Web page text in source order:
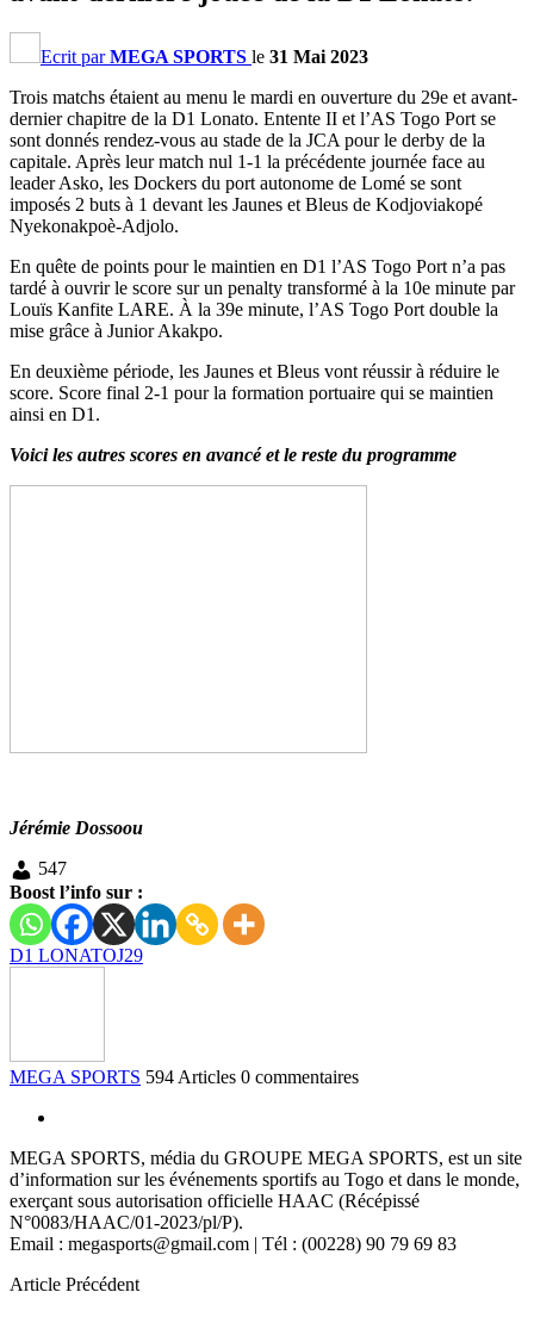
Ecrit parMEGA SPORTS le 31 Mai 2023
Trois matchs étaient au menu le mardi en ouverture du 29e et avant-
dernier chapitre de la D1 Lonato. Entente II et l’AS Togo Port se
sont donnés rendez-vous au stade de la JCA pour le derby de la
capitale. Après leur match nul 1-1 la précédente journée face au
leader Asko, les Dockers du port autonome de Lomé se sont
imposés 2 buts à 1 devant les Jaunes et Bleus de Kodjoviakopé
Nyekonakpoè-Adjolo.
En quête de points pour le maintien en D1 l’AS Togo Port n’a pas
tardé à ouvrir le score sur un penalty transformé à la 10e minute par
Louïs Kanfite LARE. À la 39e minute, l’AS Togo Port double la
mise grâce à Junior Akakpo.
En deuxième période, les Jaunes et Bleus vont réussir à réduire le
score. Score final 2-1 pour la formation portuaire qui se maintien
ainsi en D1.
Voici les autres scores en avancé et le reste du programme
Jérémie Dossoou
547
Boost l’info sur :
D1 LONATOJ29
MEGA SPORTS 594 Articles 0 commentaires
MEGA SPORTS, média du GROUPE MEGA SPORTS, est un site
d’information sur les événements sportifs au Togo et dans le monde,
exerçant sous autorisation officielle HAAC (Récépissé
N°0083/HAAC/01-2023/pl/P).
Email : megasports@gmail.com | Tél : (00228) 90 79 69 83
Article Précédent